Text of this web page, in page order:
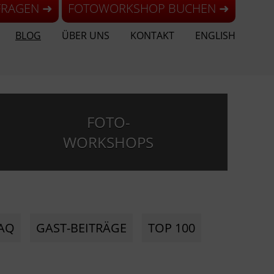
➜ FOTOWORKSHOP BUCHEN ➜
BLOG ÜBER UNS KONTAKT ENGLISH
FOTO-
WORKSHOPS
GAST-BEITRÄGE TOP 100